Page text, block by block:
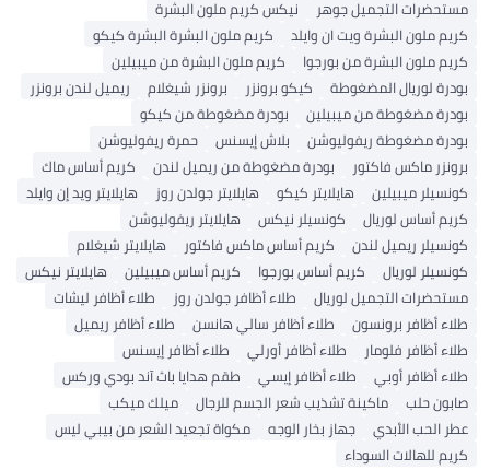
مستحضرات التجميل جوهر
نيكس كريم ملون البشرة
كريم ملون البشرة ويت ان وايلد
كريم ملون البشرة البشرة كيكو
كريم ملون البشرة من بورجوا
كريم ملون البشرة من ميبيلين
بودرة لوريال المضغوطة
كيكو برونزر برونزر شيغلام
ريميل لندن برونزر
بودرة مضغوطة من ميبيلين
بودرة مضغوطة من كيكو
بودرة مضغوطة ريفوليوشن
بلاش إيسنس
حمرة ريفوليوشن
برونزر ماكس فاكتور
بودرة مضغوطة من ريميل لندن
كريم أساس ماك
كونسيلر ميبيلين
هايلايتر كيكو هايلايتر جولدن روز
هايلايتر ويد إن وايلد
كريم أساس لوريال
كونسيلر نيكس
هايلايتر ريفوليوشن
كونسيلر ريميل لندن
كريم أساس ماكس فاكتور
هايلايتر شيغلام
كونسيلر لوريال
كريم أساس بورجوا كريم أساس ميبيلين
هايلايتر نيكس
مستحضرات التجميل لوريال
طلاء أظافر جولدن روز
طلاء أظافر ليشات
طلاء أظافر برونسون
طلاء أظافر سالي هانسن
طلاء أظافر ريميل
طلاء أظافر فلومار
طلاء أظافر أورلي
طلاء أظافر إيسنس
طلاء أظافر أوبي
طلاء أظافر إيسي
طقم هدايا باث آند بودي وركس
صابون حلب
ماكينة تشذيب شعر الجسم للرجال
ميلك ميكب
عطر الحب الأبدي
جهاز بخار الوجه
مكواة تجعيد الشعر من بيبي ليس
كريم للهالات السوداء